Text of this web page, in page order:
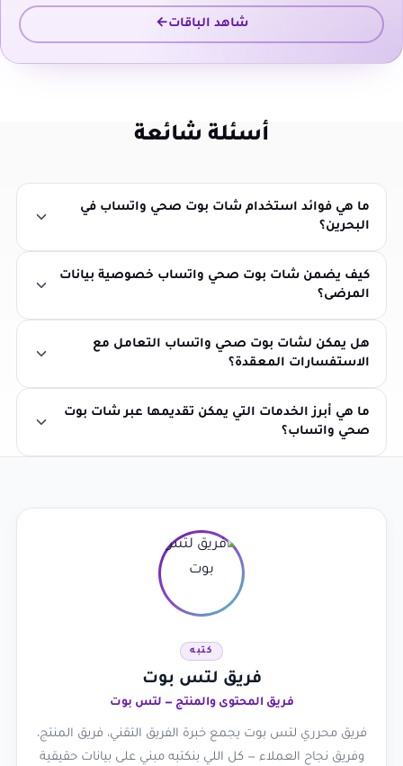
شاهد الباقات
أسئلة شائعة
ما هي فوائد استخدام شات بوت صحي واتساب في
البحرين؟
كيف يضمن شات بوت صحي واتساب خصوصية بيانات
المرضى؟
هل يمكن لشات بوت صحي واتساب التعامل مع
الاستفسارات المعقدة؟
ما هي أبرز الخدمات التي يمكن تقديمها عبر شات بوت
صحي واتساب؟
كتبه
فريق لتس بوت
فريق المحتوى والمنتج — لتس بوت
فريق محرري لتس بوت يجمع خبرة الفريق التقني، فريق المنتج،
وفريق نجاح العملاء — كل اللي بنكتبه مبني على بيانات حقيقية